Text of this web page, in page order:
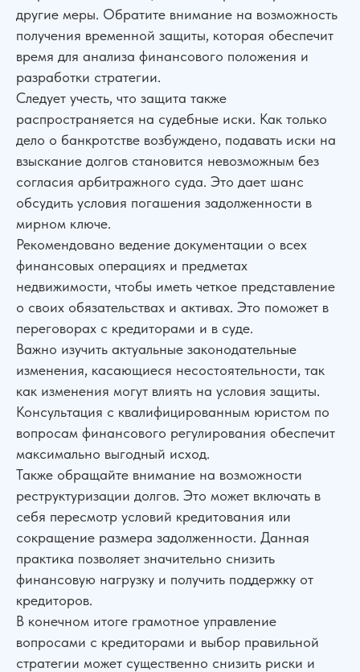
другие меры. Обратите внимание на возможность
получения временной защиты, которая обеспечит
время для анализа финансового положения и
разработки стратегии.
Следует учесть, что защита также
распространяется на судебные иски. Как только
дело о банкротстве возбуждено, подавать иски на
взыскание долгов становится невозможным без
согласия арбитражного суда. Это дает шанс
обсудить условия погашения задолженности в
мирном ключе.
Рекомендовано ведение документации о всех
финансовых операциях и предметах
недвижимости, чтобы иметь четкое представление
о своих обязательствах и активах. Это поможет в
переговорах с кредиторами и в суде.
Важно изучить актуальные законодательные
изменения, касающиеся несостоятельности, так
как изменения могут влиять на условия защиты.
Консультация с квалифицированным юристом по
вопросам финансового регулирования обеспечит
максимально выгодный исход.
Также обращайте внимание на возможности
реструктуризации долгов. Это может включать в
себя пересмотр условий кредитования или
сокращение размера задолженности. Данная
практика позволяет значительно снизить
финансовую нагрузку и получить поддержку от
кредиторов.
В конечном итоге грамотное управление
вопросами с кредиторами и выбор правильной
стратегии может существенно снизить риски и